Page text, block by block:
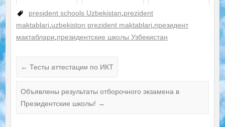
анные школы
агентства
(видео)
president schools Uzbekistan prezident
maktablari uzbekiston prezident maktablari президент
мактаблари президентские школы Узбекистан
← Тесты аттестации по ИКТ
Объявлены результаты отборочного экзамена в
Президентские школы! →